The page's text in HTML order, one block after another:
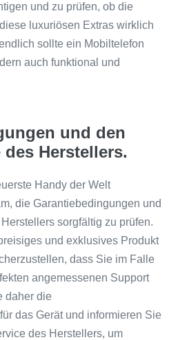
und zu prüfen, ob die
luxuriösen Extras wirklich
sollte ein Mobiltelefon
auch funktional und
und den
Herstellers.
Handy der Welt
die Garantiebedingungen und
sorgfältig zu prüfen.
und exklusives Produkt
dass Sie im Falle
angemessenen Support
daher die
das Gerät und informieren Sie
des Herstellers, um